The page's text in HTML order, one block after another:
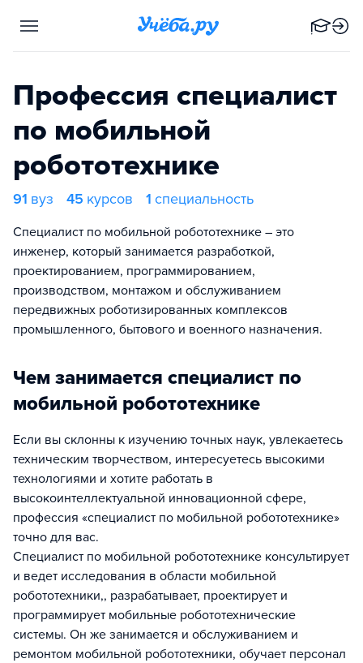
Профессия специалист
по мобильной
робототехнике
91 вуз 45 курсов 1 специальность
Специалист по мобильной робототехнике – это
инженер, который занимается разработкой,
проектированием, программированием,
производством, монтажом и обслуживанием
передвижных роботизированных комплексов
промышленного, бытового и военного назначения.
Чем занимается специалист по
мобильной робототехнике
Если вы склонны к изучению точных наук, увлекаетесь
техническим творчеством, интересуетесь высокими
технологиями и хотите работать в
высокоинтеллектуальной инновационной сфере,
профессия «специалист по мобильной робототехнике»
точно для вас.
Специалист по мобильной робототехнике консультирует
и ведет исследования в области мобильной
робототехники,, разрабатывает, проектирует и
программирует мобильные робототехнические
системы. Он же занимается и обслуживанием и
ремонтом мобильной робототехники, обучает персонал